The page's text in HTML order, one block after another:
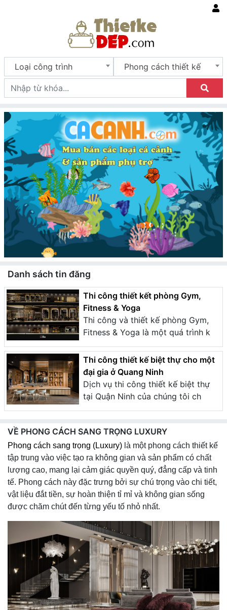
Loại công trình Phong cách thiết kế
Danh sách tin đăng
Thi công thiết kết phòng Gym,
Fitness & Yoga
Thi công và thiết kế phòng Gym,
Fitness & Yoga là một quá trình k
Thi công thiết kế biệt thự cho một
đại gia ở Quang Ninh
Dịch vụ thi công thiết kế biệt thự
tại Quận Ninh của chúng tôi ch
VỀ PHONG CÁCH SANG TRỌNG LUXURY
Phong cách sang trọng (Luxury) là một phong cách thiết kế
tập trung vào việc tạo ra không gian và sản phẩm có chất
lượng cao, mang lại cảm giác quyền quý, đẳng cấp và tinh
tế. Phong cách này đặc trưng bởi sự chú trọng vào chi tiết,
vật liệu đắt tiền, sự hoàn thiện tỉ mỉ và không gian sống
được chăm chút đến từng yếu tố nhỏ nhất.